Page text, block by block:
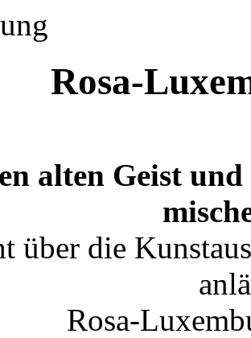
Rosa-
alten Geist
über die
Rosa-